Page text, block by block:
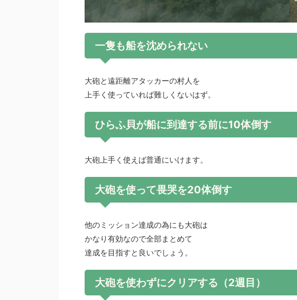
一隻も船を沈められない
大砲と遠距離アタッカーの村人を
上手く使っていれば難しくないはず。
ひらふ貝が船に到達する前に10体倒す
大砲上手く使えば普通にいけます。
大砲を使って畏哭を20体倒す
他のミッション達成の為にも大砲は
かなり有効なので全部まとめて
達成を目指すと良いでしょう。
大砲を使わずにクリアする（2週目）